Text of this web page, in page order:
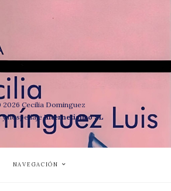
Cecilia Dominguez
y hospedajeInternetisimo SL
NAVEGACIÓN